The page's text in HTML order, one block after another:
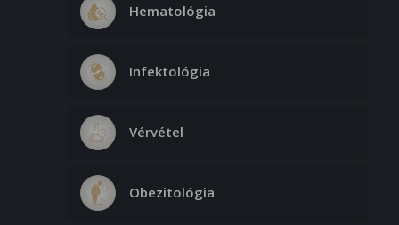
Hematológia
Infektológia
Vérvétel
Obezitológia